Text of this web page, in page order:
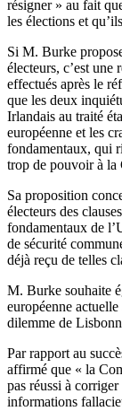
résigner » au fait
les élections et
Si M. Burke
électeurs, c’est une
effectués après le
que les deux
Irlandais au traité
européenne et les
fondamentaux, qui
trop de pouvoir à la
Sa proposition
électeurs des
fondamentaux de
de sécurité
déjà reçu de telles
M. Burke souhaite
européenne
dilemme de
Par rapport au
affirmé que « la
pas réussi à
informations